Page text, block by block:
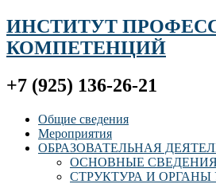
ИНСТИТУТ
КОМПЕТЕНЦИЙ
+7 (925) 136-26-21
Общие сведения
Мероприятия
ОБРАЗОВАТЕЛЬНАЯ
ОСНОВНЫЕ
СТРУКТУРА И